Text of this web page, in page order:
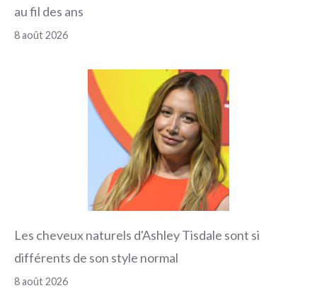
au fil des ans
8 août 2026
Les cheveux naturels d'Ashley Tisdale sont si
différents de son style normal
8 août 2026